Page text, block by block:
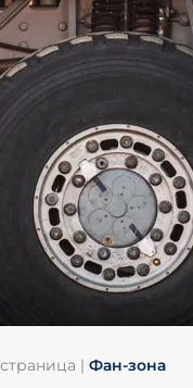
|Фан-зона